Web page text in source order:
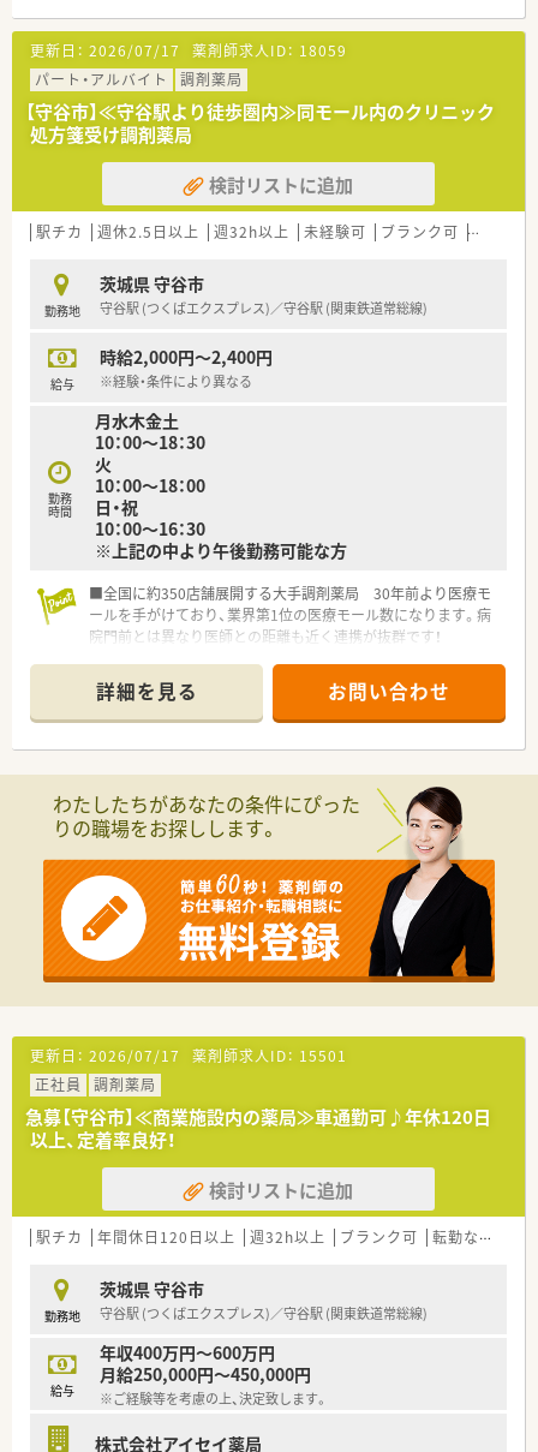
【法人特徴について】
■栃木県と茨城県を中心に13店舗の調剤薬局を展開し、地域医
療への貢献を目指しています。
■在宅医療にも積極的に取り組んでおり、無菌調剤室を完備する
など設備投資も万全です。
■代表も薬剤師として現場に立つため、スタッフの意見が届きや
すく風通しの良い組織です。
【想定されるキャリアイメージ】
■まずは管理薬剤師として、店舗の運営を円滑に進める中心的な
■将来的には複数店舗をまとめるエリアマネージャーなど、さら
に上の役職を目指せます。
■会社の資格取得支援制度を利用して、小児薬物療法認定薬剤師
更新日： 2026/07/17 薬剤師求人ID： 18059
パート・アルバイト
調剤薬局
【守谷市】≪守谷駅より徒歩圏内≫同モール内のクリニック
処方箋受け調剤薬局
検討リストに追加
駅チカ 週休2.5日以上 週32h以上 未経験可 ブランク可 残業な
勤務地
茨城県 守谷市
守谷駅 (つくばエクスプレス)／守谷駅 (関東鉄道常総線)
給与
時給2,000円～2,400円
※経験・条件により異なる
勤務
時間
月水木金土
10：00～18：30
火
10：00～18：00
日・祝
10：00～16：30
※上記の中より午後勤務可能な方
■全国に約350店舗展開する大手調剤薬局 30年前より医療モ
ールを手がけており、業界第1位の医療モール数になります。病
院門前とは異なり医師との距離も近く連携が抜群です！
導入しています。薬剤師の業務負担を減らし、患者様の服薬管
理・指導へより注力できる体制を整えています。過誤の心配が無
い為、安心して勤務ができるメリットもあります。
■年間休日120日以上、有給取得推奨！産休育休から復帰される
詳細を見る お問い合わせ
わたしたちがあなたの条件にぴった
りの職場をお探しします。
更新日： 2026/07/17 薬剤師求人ID： 15501
正社員
調剤薬局
急募【守谷市】≪商業施設内の薬局≫車通勤可♪年休120日
以上、定着率良好！
検討リストに追加
駅チカ 年間休日120日以上 週32h以上 ブランク可 転勤なし
勤務地
茨城県 守谷市
守谷駅 (つくばエクスプレス)／守谷駅 (関東鉄道常総線)
給与
年収400万円～600万円
月給250,000円～450,000円
※ご経験等を考慮の上、決定致します。
株式会社アイセイ薬局